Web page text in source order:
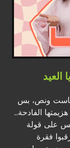
ونص، بس
الفادحة..
بس على قولة
فقرة